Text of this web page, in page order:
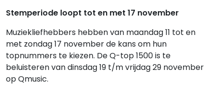
Stemperiode loopt tot en met 17 november
Muziekliefhebbers hebben van maandag 11 tot en
met zondag 17 november de kans om hun
topnummers te kiezen. De Q-top 1500 is te
beluisteren van dinsdag 19 t/m vrijdag 29 november
op Qmusic.